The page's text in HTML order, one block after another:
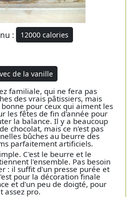
:
12000 calories
de la vanille
familiale, qui ne fera pas
des vrais pâtissiers, mais
pour ceux qui aiment les
les fêtes de fin d'année pour
la balance. Il y a beaucoup
chocolat, mais ce n'est pas
bûches au beurre des
parfaitement artificiels.
C'est le beurre et le
l'ensemble. Pas besoin
: il suffit d'un presse purée et
pour la décoration finale
et d'un peu de doigté, pour
assez pro.